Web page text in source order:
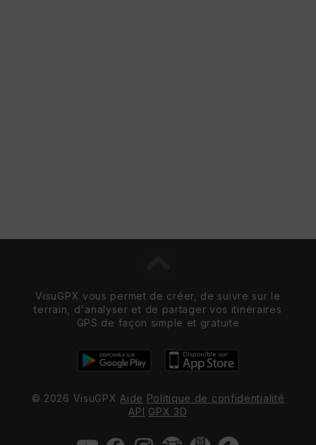
VisuGPX vous permet de créer, de suivre sur le
terrain, d'analyser et de partager vos itinéraires
GPS de façon simple et gratuite
© 2026 VisuGPX Aide Politique de confidentialité
API GPX 3D